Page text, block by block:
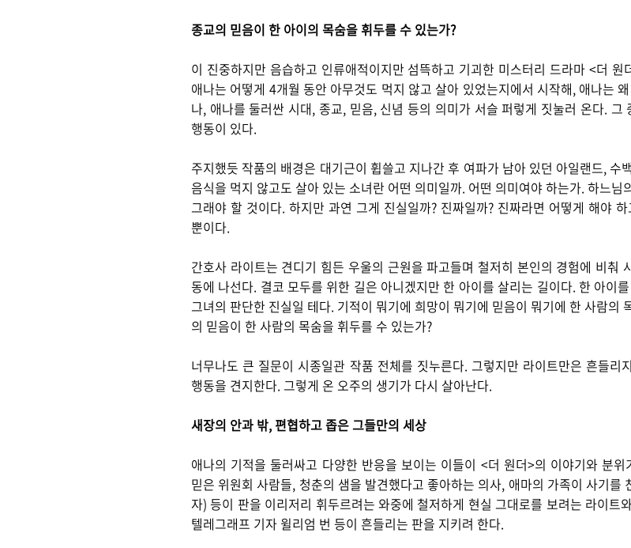
종교의 믿음이 한 아이의 목숨을 휘두를 수 있는가?
이 진중하지만 음습하고 인류애적이지만 섬뜩하고 기괴한 미스터리 드라마 <더
애나는 어떻게 4개월 동안 아무것도 먹지 않고 살아 있었는지에서 시작해, 애나는
나, 애나를 둘러싼 시대, 종교, 믿음, 신념 등의 의미가 서슬 퍼렇게 짓눌러 온다.
행동이 있다.
주지했듯 작품의 배경은 대기근이 휩쓸고 지나간 후 여파가 남아 있던 아일랜드, 수
음식을 먹지 않고도 살아 있는 소녀란 어떤 의미일까. 어떤 의미여야 하는가. 하느
그래야 할 것이다. 하지만 과연 그게 진실일까? 진짜일까? 진짜라면 어떻게 해야
뿐이다.
간호사 라이트는 견디기 힘든 우울의 근원을 파고들며 철저히 본인의 경험에 비춰
동에 나선다. 결코 모두를 위한 길은 아니겠지만 한 아이를 살리는 길이다. 한 아이
그녀의 판단한 진실일 테다. 기적이 뭐기에 희망이 뭐기에 믿음이 뭐기에 한 사람의
의 믿음이 한 사람의 목숨을 휘두를 수 있는가?
너무나도 큰 질문이 시종일관 작품 전체를 짓누른다. 그렇지만 라이트만은 흔들
행동을 견지한다. 그렇게 온 오주의 생기가 다시 살아난다.
새장의 안과 밖, 편협하고 좁은 그들만의 세상
애나의 기적을 둘러싸고 다양한 반응을 보이는 이들이 <더 원더>의 이야기와 분
믿은 위원회 사람들, 청춘의 샘을 발견했다고 좋아하는 의사, 애마의 가족이 사기를
자) 등이 판을 이리저리 휘두르려는 와중에 철저하게 현실 그대로를 보려는 라이트
텔레그래프 기자 윌리엄 번 등이 흔들리는 판을 지키려 한다.